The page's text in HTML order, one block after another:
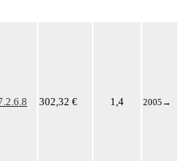
302,32 € 1,4 2005 →